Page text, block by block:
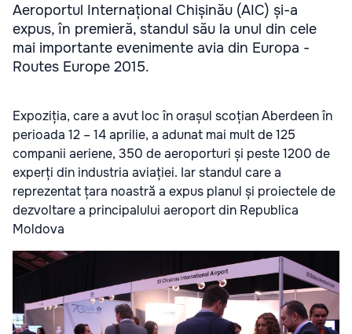
Aeroportul Internațional Chișinău (AIC) și-a
expus, în premieră, standul său la unul din cele
mai importante evenimente avia din Europa -
Routes Europe 2015.
Expoziția, care a avut loc în orașul scoțian Aberdeen în
perioada 12 – 14 aprilie, a adunat mai mult de 125
companii aeriene, 350 de aeroporturi și peste 1200 de
experți din industria aviației. Iar standul care a
reprezentat țara noastră a expus planul și proiectele de
dezvoltare a principalului aeroport din Republica
Moldova